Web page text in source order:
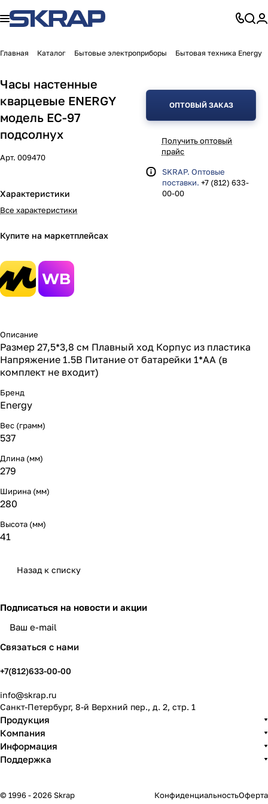
Главная Каталог Бытовые электроприборы Бытовая техника Energy
Часы настенные
кварцевые ENERGY
модель ЕС-97
подсолнух
Арт. 009470
Характеристики
Все характеристики
Купите на маркетплейсах
ОПТОВЫЙ ЗАКАЗ
Получить оптовый
прайс
SKRAP. Оптовые
поставки. +7 (812) 633-
00-00
Описание
Размер 27,5*3,8 см Плавный ход Корпус из пластика
Напряжение 1.5В Питание от батарейки 1*АА (в
комплект не входит)
Бренд
Energy
Вес (грамм)
537
Длина (мм)
279
Ширина (мм)
280
Высота (мм)
41
Назад к списку
Подписаться на новости и акции
Связаться с нами
+7(812)633-00-00
info@skrap.ru
Санкт-Петербург, 8-й Верхний пер., д. 2, стр. 1
Продукция
Компания
Информация
Поддержка
© 1996 - 2026 Skrap КонфиденциальностьОферта